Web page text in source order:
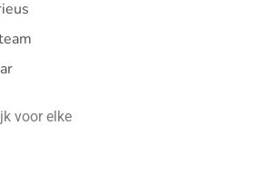
voor elke